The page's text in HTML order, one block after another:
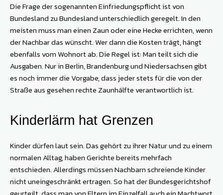
Die Frage der sogenannten Einfriedungspflicht ist von
Bundesland zu Bundesland unterschiedlich geregelt. In den
meisten muss man einen Zaun oder eine Hecke errichten, wenn
der Nachbar das wünscht. Wer dann die Kosten trägt, hängt
ebenfalls vom Wohnort ab. Die Regel ist: Man teilt sich die
Ausgaben. Nur in Berlin, Brandenburg und Niedersachsen gibt
es noch immer die Vorgabe, dass jeder stets für die von der
Straße aus gesehen rechte Zaunhälfte verantwortlich ist.
Kinderlärm hat Grenzen
Kinder dürfen laut sein. Das gehört zu ihrer Natur und zu einem
normalen Alltag, haben Gerichte bereits mehrfach
entschieden. Allerdings müssen Nachbarn schreiende Kinder
nicht uneingeschränkt ertragen. So hat der Bundesgerichtshof